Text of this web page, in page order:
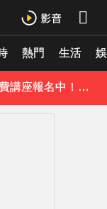
熱門 生活
小事！
《理財達人秀》X 安聯投信免費講座報名中！搶先卡位 2027